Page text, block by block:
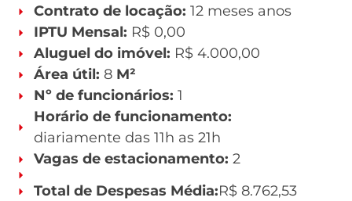
Contrato de locação: 12 meses anos
IPTU Mensal: R$ 0,00
Aluguel do imóvel: R$ 4.000,00
Área útil: 8M²
Nº de funcionários: 1
Horário de funcionamento:
diariamente das 11h as 21h
Vagas de estacionamento: 2
Total de Despesas Média:R$ 8.762,53